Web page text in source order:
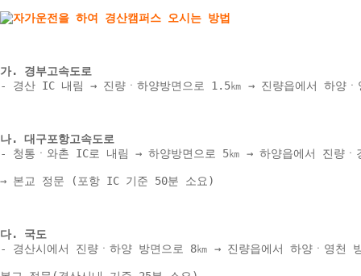
가. 경부고속도로
- 경산 IC 내림 → 진량ㆍ하양방면으로 1.5㎞ → 진량읍에서 하양
나. 대구포항고속도로
- 청통ㆍ와촌 IC로 내림 → 하양방면으로 5㎞ → 하양읍에서 진량
→ 본교 정문 (포항 IC 기준 50분 소요)
다. 국도
- 경산시에서 진량ㆍ하양 방면으로 8㎞ → 진량읍에서 하양ㆍ영